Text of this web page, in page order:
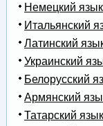
Немецкий язык
Итальянский
Латинский
Украинский
Белорусский
Армянский
Татарский язык